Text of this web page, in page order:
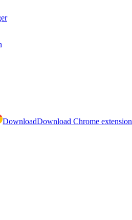
DownloadDownload Chrome extension